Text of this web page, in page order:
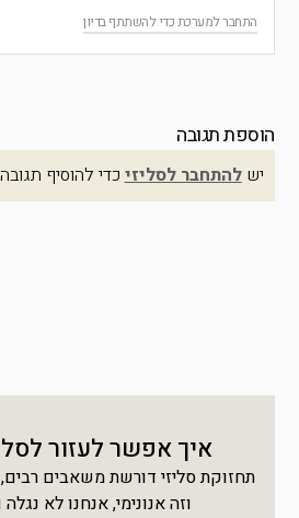
התחבר למערכת כדי להשתתף בדיון
הוספת תגובה
ישלהתחבר לסליזיכדי להוסיף
איך אפשר לעזור
תחזוקת סליזי דורשת משאבים
וזה אנונימי, אנחנו לא נגלה